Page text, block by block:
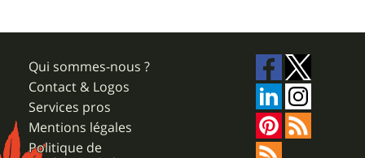
Qui sommes-nous ?
Contact & Logos
Services pros
Mentions légales
Politique de